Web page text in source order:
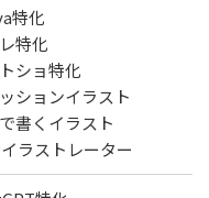
特化
特化
ショ特化
ションイラスト
書くイラスト
ラストレーター